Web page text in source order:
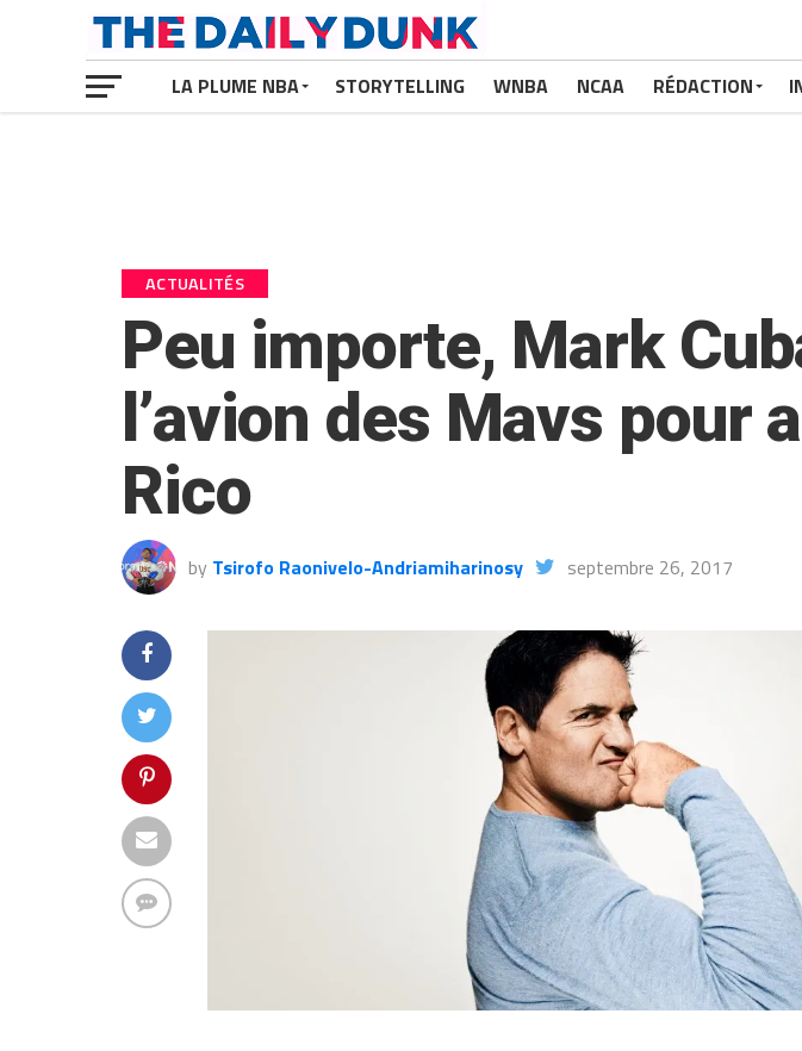
LA PLUME NBA STORYTELLING WNBA NCAA RÉDACTION
ACTUALITÉS
Peu importe, Mark
l’avion des Mavs pour
Rico
by Tsirofo Raonivelo-Andriamiharinosy septembre 26, 2017